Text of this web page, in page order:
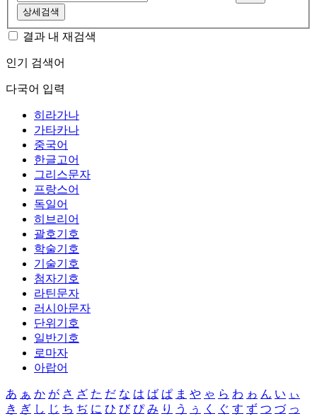
상세검색
결과 내 재검색
인기 검색어
다국어 입력
히라가나
가타카나
중국어
한글고어
그리스문자
프랑스어
독일어
히브리어
괄호기호
학술기호
기술기호
첨자기호
라틴문자
러시아문자
단위기호
일반기호
로마자
아랍어
あ ぁ か が さ ざ た だ な は ば ぱ ま や ゃ ら わ ゎ ん い ぃ
き ぎ し じ ち ぢ に ひ び ぴ み り う ぅ く ぐ す ず つ づ っ